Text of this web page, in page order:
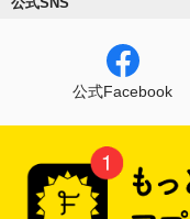
公式Facebook